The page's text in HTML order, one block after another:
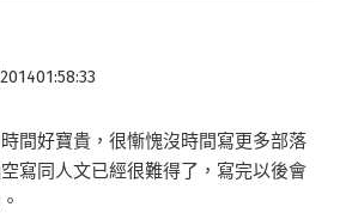
間好寶貴，很慚愧沒時間寫更多部落
寫同人文已經很難得了，寫完以後會